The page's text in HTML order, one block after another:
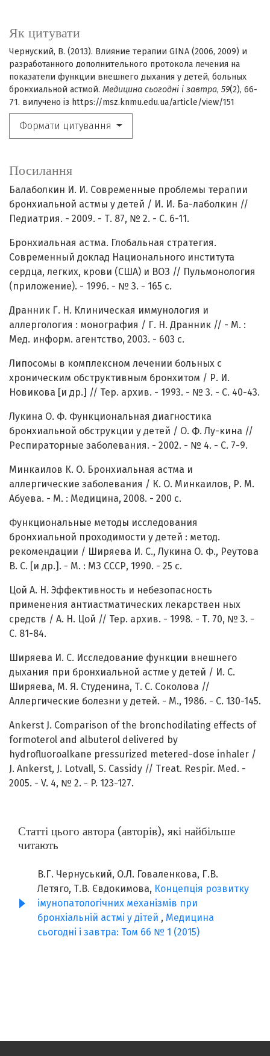
Як цитувати
Чернуский, В. (2013). Влияние терапии GINA (2006, 2009) и
разработанного дополнительного протокола лечения на
показатели функции внешнего дыхания у детей, больных
бронхиальной астмой. Медицина сьогодні і завтра, 59(2), 66-
71. вилучено із https://msz.knmu.edu.ua/article/view/151
Формати цитування
Посилання
Балаболкин И. И. Современные проблемы терапии
бронхиальной астмы у детей / И. И. Ба-лаболкин //
Педиатрия. - 2009. - Т. 87, № 2. - С. 6-11.
Бронхиальная астма. Глобальная стратегия.
Современный доклад Национального института
сердца, легких, крови (США) и ВОЗ // Пульмонология
(приложение). - 1996. - № 3. - 165 с.
Дранник Г. Н. Клиническая иммунология и
аллергология : монография / Г. Н. Дранник // - М. :
Мед. информ. агентство, 2003. - 603 с.
Липосомы в комплексном лечении больных с
хроническим обструктивным бронхитом / Р. И.
Новикова [и др.] // Тер. архив. - 1993. - № 3. - С. 40-43.
Лукина О. Ф. Функциональная диагностика
бронхиальной обструкции у детей / О. Ф. Лу-кина //
Респираторные заболевания. - 2002. - № 4. - С. 7-9.
Минкаилов К. О. Бронхиальная астма и
аллергические заболевания / К. О. Минкаилов, Р. М.
Абуева. - М. : Медицина, 2008. - 200 с.
Функциональные методы исследования
бронхиальной проходимости у детей : метод.
рекомендации / Ширяева И. С., Лукина О. Ф., Реутова
В. С. [и др.]. - М. : МЗ СССР, 1990. - 25 с.
Цой А. Н. Эффективность и небезопасность
применения антиастматических лекарствен ных
средств / А. Н. Цой // Тер. архив. - 1998. - Т. 70, № 3. -
С. 81-84.
Ширяева И. С. Исследование функции внешнего
дыхания при бронхиальной астме у детей / И. С.
Ширяева, М. Я. Студенина, Т. С. Соколова //
Аллергические болезни у детей. - М., 1986. - С. 130-145.
Ankerst J. Comparison of the bronchodilating effects of
formoterol and albuterol delivered by
hydrofluoroalkane pressurized metered-dose inhaler /
J. Ankerst, J. Lotvall, S. Cassidy // Treat. Respir. Med. -
2005. - V. 4, № 2. - P. 123-127.
Статті цього автора (авторів), які найбільше
читають
В.Г. Чернуський, О.Л. Говаленкова, Г.В.
Летяго, Т.В. Євдокимова, Концепція розвитку
імунопатологічних механізмів при
бронхіальній астмі у дітей , Медицина
сьогодні і завтра: Том 66 № 1 (2015)